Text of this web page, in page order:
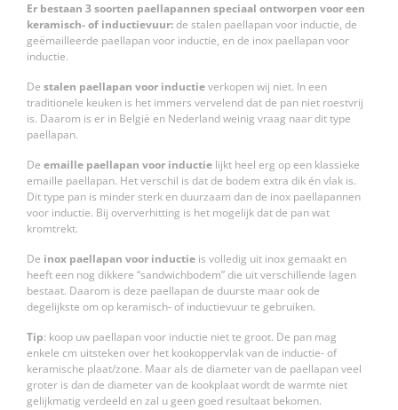
Er bestaan 3 soorten paellapannen speciaal ontworpen voor een
keramisch- of inductievuur:de stalen paellapan voor inductie, de
geëmailleerde paellapan voor inductie, en de inox paellapan voor
inductie.
De stalen paellapan voor inductieverkopen wij niet. In een
traditionele keuken is het immers vervelend dat de pan niet roestvrij
is. Daarom is er in België en Nederland weinig vraag naar dit type
paellapan.
De emaille paellapan voor inductie lijkt heel erg op een klassieke
emaille paellapan. Het verschil is dat de bodem extra dik én vlak is.
Dit type pan is minder sterk en duurzaam dan de inox paellapannen
voor inductie. Bij oververhitting is het mogelijk dat de pan wat
kromtrekt.
De inox paellapan voor inductie is volledig uit inox gemaakt en
heeft een nog dikkere “sandwichbodem” die uit verschillende lagen
bestaat. Daarom is deze paellapan de duurste maar ook de
degelijkste om op keramisch- of inductievuur te gebruiken.
Tip: koop uw paellapan voor inductie niet te groot. De pan mag
enkele cm uitsteken over het kookoppervlak van de inductie- of
keramische plaat/zone. Maar als de diameter van de paellapan veel
groter is dan de diameter van de kookplaat wordt de warmte niet
gelijkmatig verdeeld en zal u geen goed resultaat bekomen.